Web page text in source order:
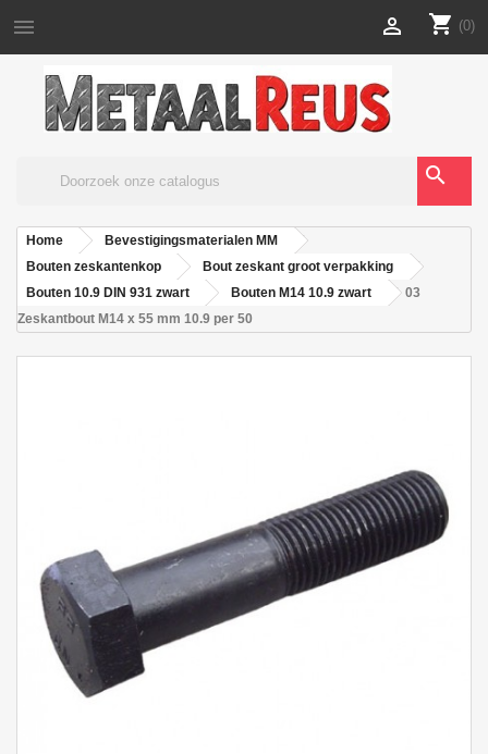
 shopping_cart (0)

search
Home
Bevestigingsmaterialen MM
Bouten zeskantenkop
Bout zeskant groot verpakking
Bouten 10.9 DIN 931 zwart
Bouten M14 10.9 zwart
03
Zeskantbout M14 x 55 mm 10.9 per 50